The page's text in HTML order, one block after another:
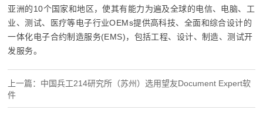
亚洲的10个国家和地区，使其有能力为遍及全球的电信、电脑、工
业、测试、医疗等电子行业OEMs提供高科技、全面和综合设计的
一体化电子合约制造服务(EMS)，包括工程、设计、制造、测试开
发服务。
上一篇：中国兵工214研究所（苏州）选用望友Document Expert软
件